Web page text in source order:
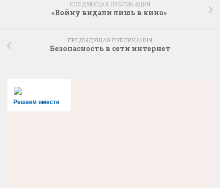
СЛЕДУЮЩАЯ ПУБЛИКАЦИЯ
«Войну видали лишь в кино»
ПРЕДЫДУЩАЯ ПУБЛИКАЦИЯ
Безопасность в сети интернет
Решаем вместе